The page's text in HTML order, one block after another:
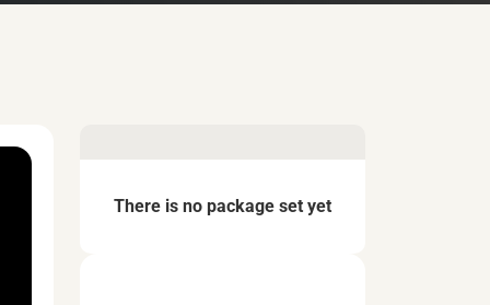
There is no package set yet